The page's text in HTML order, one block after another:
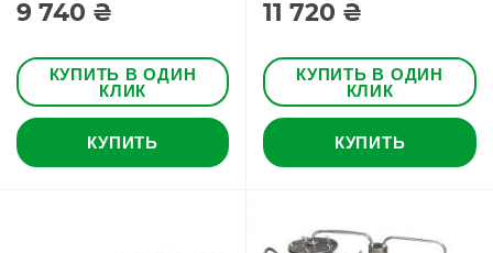
9 740 ₴
КУПИТЬ В ОДИН
КЛИК
КУПИТЬ
11 720 ₴
КУПИТЬ В ОДИН
КЛИК
КУПИТЬ